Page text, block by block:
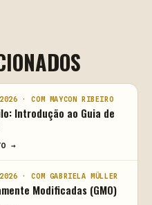
· COM MAYCON RIBEIRO
Introdução ao Guia de
→
· COM GABRIELA MÜLLER
Modificadas (GMO)